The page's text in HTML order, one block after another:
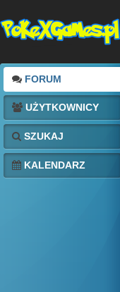
FORUM
UŻYTKOWNICY
SZUKAJ
KALENDARZ